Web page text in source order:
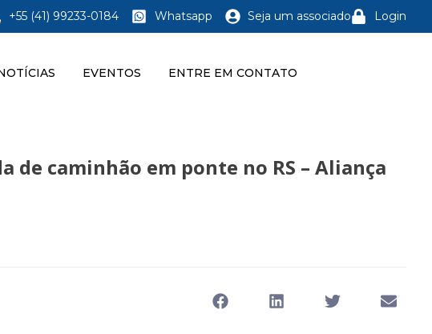
+55 (41) 99233-0184 Whatsapp Seja um associado Login
EVENTOS ENTRE EM CONTATO
de caminhão em ponte no RS – Aliança